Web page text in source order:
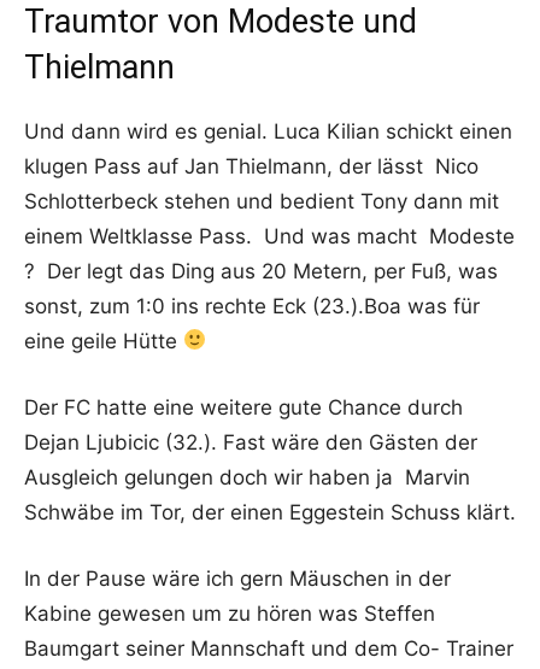
Traumtor von Modeste und
Thielmann
Und dann wird es genial. Luca Kilian schickt einen
klugen Pass auf Jan Thielmann, der lässt Nico
Schlotterbeck stehen und bedient Tony dann mit
einem Weltklasse Pass. Und was macht Modeste
? Der legt das Ding aus 20 Metern, per Fuß, was
sonst, zum 1:0 ins rechte Eck (23.).Boa was für
eine geile Hütte
Der FC hatte eine weitere gute Chance durch
Dejan Ljubicic (32.). Fast wäre den Gästen der
Ausgleich gelungen doch wir haben ja Marvin
Schwäbe im Tor, der einen Eggestein Schuss klärt.
In der Pause wäre ich gern Mäuschen in der
Kabine gewesen um zu hören was Steffen
Baumgart seiner Mannschaft und dem Co- Trainer